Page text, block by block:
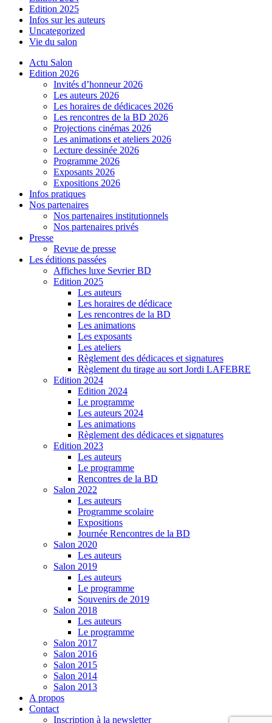
Edition 2025
Infos sur les auteurs
Uncategorized
Vie du salon
Actu Salon
Edition 2026
Invités d’honneur 2026
Les auteurs 2026
Les horaires de dédicaces 2026
Les rencontres de la BD 2026
Projections cinémas 2026
Les animations et ateliers 2026
Lecture dessinée 2026
Programme 2026
Exposants 2026
Expositions 2026
Infos pratiques
Nos partenaires
Nos partenaires institutionnels
Nos partenaires privés
Presse
Revue de presse
Les éditions passées
Affiches luxe Sevrier BD
Edition 2025
Les auteurs
Les horaires de dédicace
Les rencontres de la BD
Les animations
Les exposants
Les ateliers
Règlement des dédicaces et signatures
Règlement du tirage au sort Jordi LAFEBRE
Edition 2024
Edition 2024
Le programme
Les auteurs 2024
Les animations
Règlement des dédicaces et signatures
Edition 2023
Les auteurs
Le programme
Rencontres de la BD
Salon 2022
Les auteurs
Programme scolaire
Expositions
Journée Rencontres de la BD
Salon 2020
Les auteurs
Salon 2019
Les auteurs
Le programme
Souvenirs de 2019
Salon 2018
Les auteurs
Le programme
Salon 2017
Salon 2016
Salon 2015
Salon 2014
Salon 2013
A propos
Contact
Inscription à la newsletter